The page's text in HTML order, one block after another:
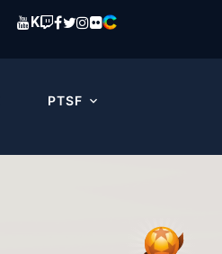
K
PTSF